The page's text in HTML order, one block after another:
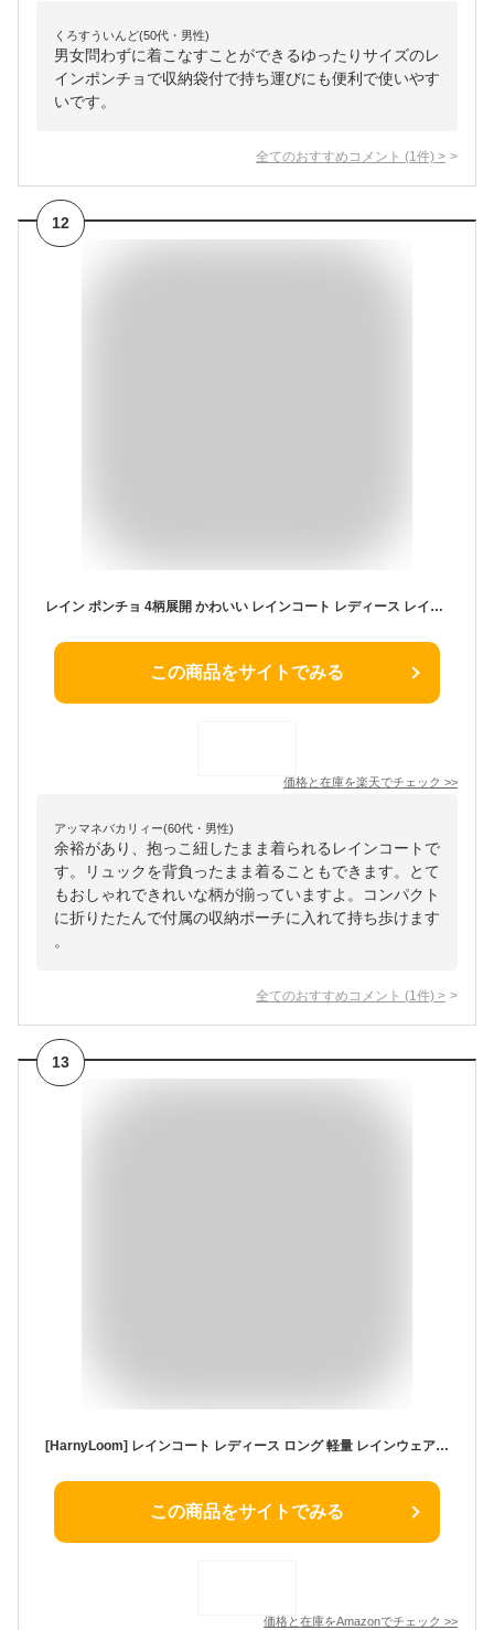
くろすういんど(50代・男性)
男女問わずに着こなすことができるゆったりサイズのレ
インポンチョで収納袋付で持ち運びにも便利で使いやす
いです。
全てのおすすめコメント (1 件) >
12
レイン ポンチョ 4柄展開 かわいい レインコート レディース レインポンチョ 雨 梅雨 抱っこ紐 リュックOK ギフト プレゼント クリスマス □ 即納
この商品をサイトでみる
価格と在庫を楽天でチェック >>
アッマネバカリィー(60代・男性)
余裕があり、抱っこ紐したまま着られるレインコートで
す。リュックを背負ったまま着ることもできます。とて
もおしゃれできれいな柄が揃っていますよ。コンパクト
に折りたたんで付属の収納ポーチに入れて持ち歩けます
。
全てのおすすめコメント (1 件) >
13
[HarnyLoom] レインコート レディース ロング 軽量 レインウェア レインポンチョ フード付き 雨合羽 雨着 防水 カッパ 袖口ゴム ポケット付き おしゃれ かわいい 雨具 梅雨対策 通勤 通学 アウトドア (カーキ色, XL)
この商品をサイトでみる
価格と在庫をAmazonでチェック >>